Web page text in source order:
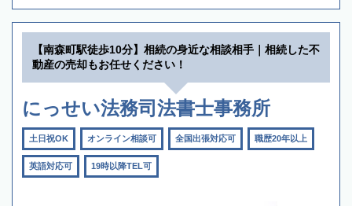
【南森町駅徒歩10分】相続の身近な相談相手｜相続した不
動産の売却もお任せください！
にっせい法務司法書士事務所
土日祝OK オンライン相談可 全国出張対応可 職歴20年以上
英語対応可 19時以降TEL可